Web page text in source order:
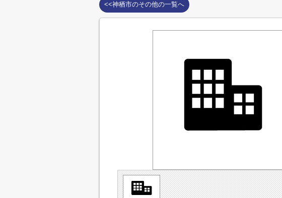
<<神栖市のその他の一覧へ